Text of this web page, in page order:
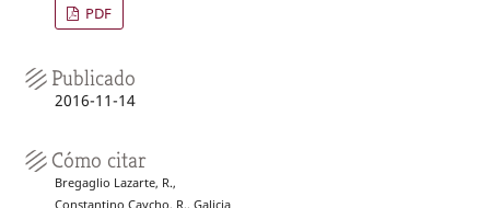
PDF
Publicado
2016-11-14
Cómo citar
Bregaglio Lazarte, R.,